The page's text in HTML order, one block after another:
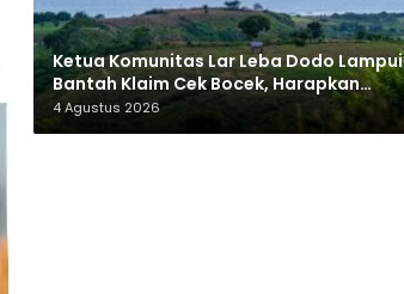
Ketua Komunitas Lar Leba Dodo Lampui
Bantah Klaim Cek Bocek, Harapkan
AMMAN Beri Akses ke Makam Leluhur
4 Agustus 2026